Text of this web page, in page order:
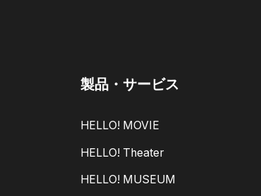
製品・サービス
HELLO! MOVIE
HELLO! Theater
HELLO! MUSEUM